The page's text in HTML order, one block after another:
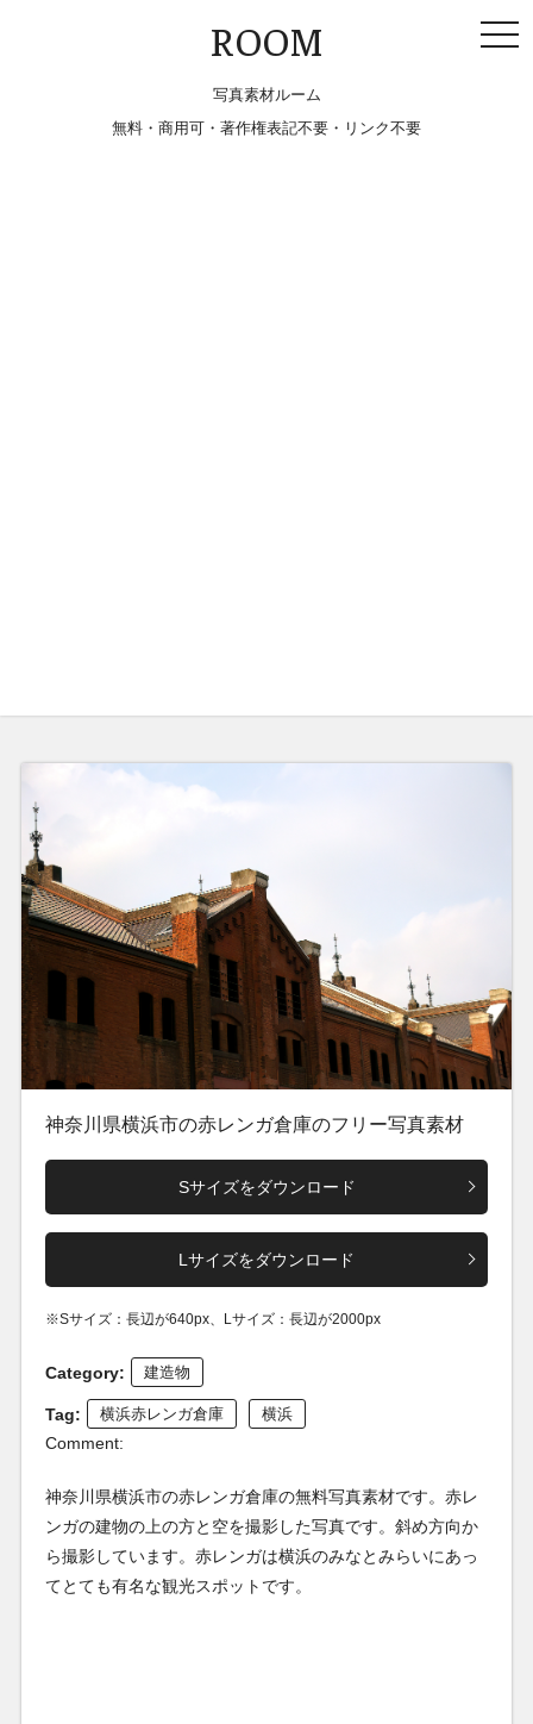
ROOM
写真素材ルーム
無料・商用可・著作権表記不要・リンク不要
神奈川県横浜市の赤レンガ倉庫のフリー写真素材
Sサイズをダウンロード
Lサイズをダウンロード
※Sサイズ：長辺が640px、Lサイズ：長辺が2000px
Category: 建造物
Tag: 横浜赤レンガ倉庫 横浜
Comment:
神奈川県横浜市の赤レンガ倉庫の無料写真素材です。赤レ
ンガの建物の上の方と空を撮影した写真です。斜め方向か
ら撮影しています。赤レンガは横浜のみなとみらいにあっ
てとても有名な観光スポットです。